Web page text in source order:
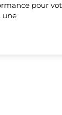
pour
une